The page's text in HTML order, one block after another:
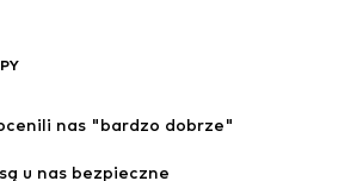
nas "bardzo dobrze"
u nas bezpieczne